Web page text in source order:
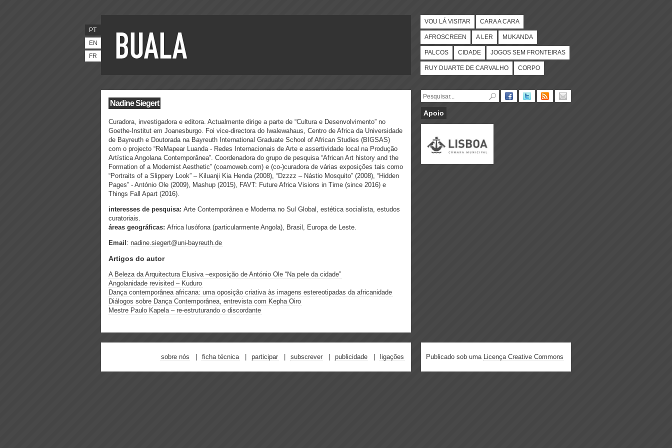
PT
EN
FR
VOU LÁ VISITAR CARA A CARA
AFROSCREEN A LER MUKANDA
PALCOS CIDADE JOGOS SEM FRONTEIRAS
RUY DUARTE DE CARVALHO CORPO
Nadine Siegert
Curadora, investigadora e editora. Actualmente dirige a parte de “Cultura e Desenvolvimento” no
Goethe-Institut em Joanesburgo. Foi vice-directora do Iwalewahaus, Centro de Africa da Universidade
de Bayreuth e Doutorada na Bayreuth International Graduate School of African Studies (BIGSAS)
com o projecto “ReMapear Luanda - Redes Internacionais de Arte e assertividade local na Produção
Artística Angolana Contemporânea”. Coordenadora do grupo de pesquisa “African Art history and the
Formation of a Modernist Aesthetic” (coamoweb.com) e (co-)curadora de várias exposições tais como
“Portraits of a Slippery Look” – Kiluanji Kia Henda (2008), “Dzzzz – Nástio Mosquito” (2008), “Hidden
Pages” - António Ole (2009), Mashup (2015), FAVT: Future Africa Visions in Time (since 2016) e
Things Fall Apart (2016).
interesses de pesquisa: Arte Contemporânea e Moderna no Sul Global, estética socialista, estudos
curatoriais.
áreas geográficas: Africa lusófona (particularmente Angola), Brasil, Europa de Leste.
Email : nadine.siegert@uni-bayreuth.de
Artigos do autor
A Beleza da Arquitectura Elusiva –exposição de António Ole “Na pele da cidade”
Angolanidade revisited – Kuduro
Dança contemporânea africana: uma oposição criativa às imagens estereotipadas da africanidade
Diálogos sobre Dança Contemporânea, entrevista com Kepha Oiro
Mestre Paulo Kapela – re-estruturando o discordante
Apoio
sobre nós ficha técnica participar subscrever publicidade ligações Publicado sob uma Licença Creative Commons